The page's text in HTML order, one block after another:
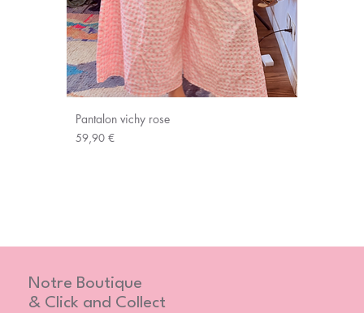
Pantalon vichy rose
Prix
59,90 €
Notre Boutique
& Click and Collect